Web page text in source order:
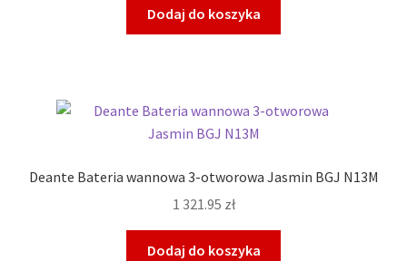
Dodaj do koszyka
Deante Bateria wannowa 3-otworowa Jasmin BGJ N13M
1 321.95 zł
Dodaj do koszyka